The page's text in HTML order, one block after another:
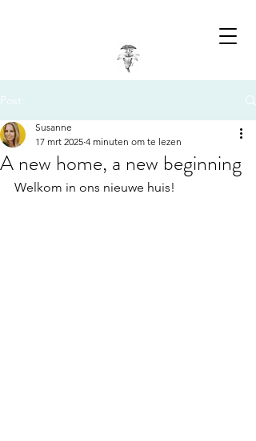
Post
A new home, a new beginning
Susanne
17 mrt 2025 4 minuten om te lezen
Welkom in ons nieuwe huis!